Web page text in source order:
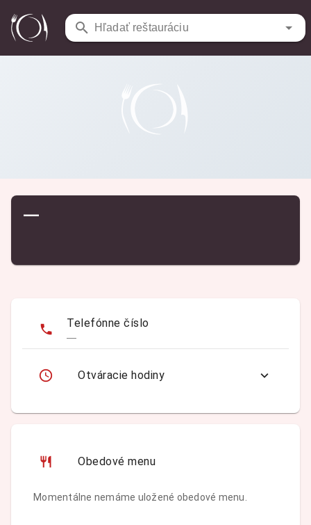
Hľadať reštauráciu
Reštaurácie /
—
Telefónne číslo
—
Otváracie hodiny
Obedové menu
Momentálne nemáme uložené obedové menu.